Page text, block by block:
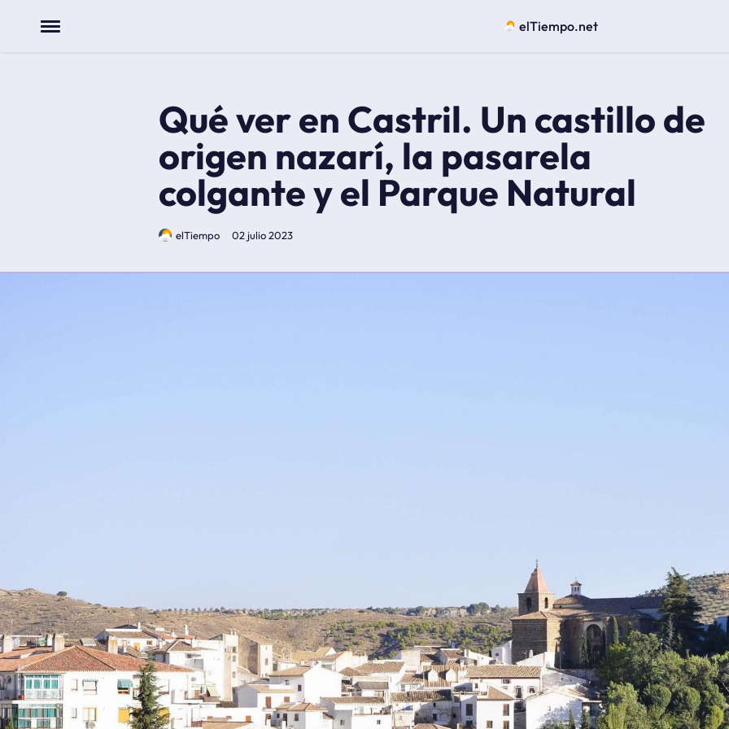
Menu elTiempo.net
Qué ver en Castril. Un castillo de
origen nazarí, la pasarela
colgante y el Parque Natural
elTiempo 02 julio 2023